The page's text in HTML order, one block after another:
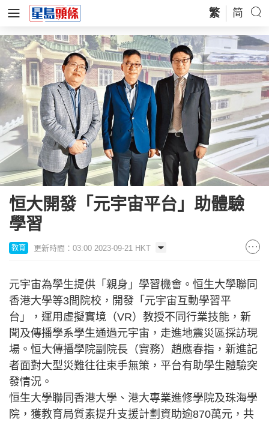
繁 简
恒大開發「元宇宙平台」助體驗
學習
教育 更新時間：03:00 2023-09-21 HKT
元宇宙為學生提供「親身」學習機會。恒生大學聯同
香港大學等3間院校，開發「元宇宙互動學習平
台」，運用虛擬實境（VR）教授不同行業技能，新
聞及傳播學系學生通過元宇宙，走進地震災區採訪現
場。恒大傳播學院副院長（實務）趙應春指，新進記
者面對大型災難往往束手無策，平台有助學生體驗突
發情況。
恒生大學聯同香港大學、港大專業進修學院及珠海學
院，獲教育局質素提升支援計劃資助逾870萬元，共